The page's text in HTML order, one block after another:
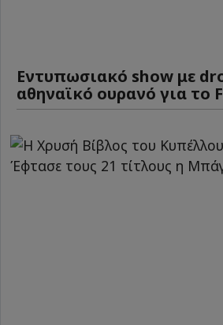
Εντυπωσιακό show με
αθηναϊκό ουρανό για το